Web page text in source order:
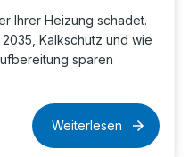
Ihrer Heizung schadet.
Kalkschutz und wie
sparen
Weiterlesen